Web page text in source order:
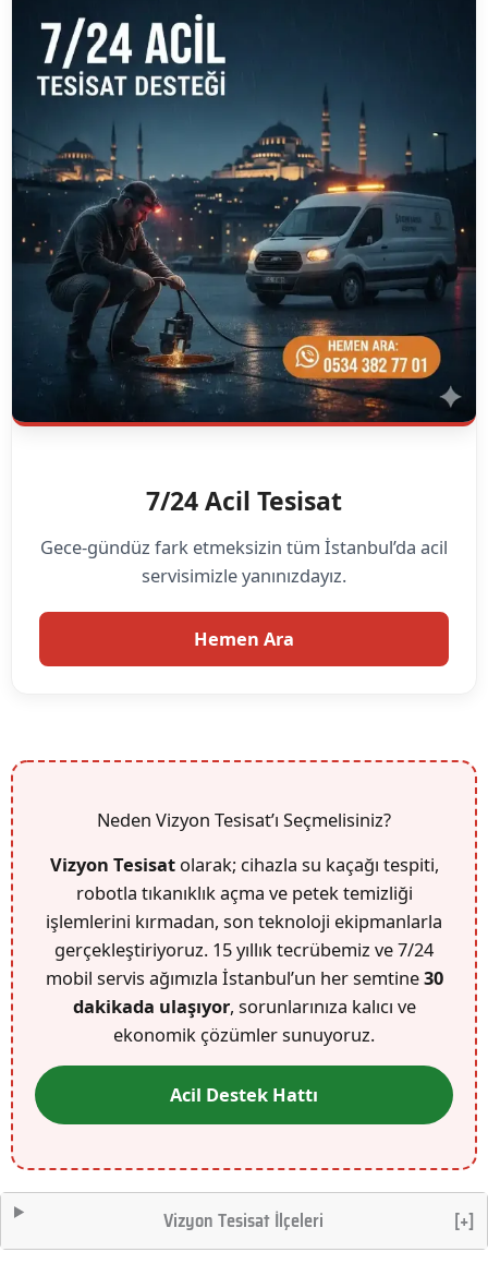
7/24 Acil Tesisat
Gece-gündüz fark etmeksizin tüm İstanbul’da acil
servisimizle yanınızdayız.
Hemen Ara
Neden Vizyon Tesisat’ı Seçmelisiniz?
Vizyon Tesisatolarak; cihazla su kaçağı tespiti,
robotla tıkanıklık açma ve petek temizliği
işlemlerini kırmadan, son teknoloji ekipmanlarla
gerçekleştiriyoruz. 15 yıllık tecrübemiz ve 7/24
mobil servis ağımızla İstanbul’un her semtine30
dakikada ulaşıyor, sorunlarınıza kalıcı ve
ekonomik çözümler sunuyoruz.
Acil Destek Hattı
Vizyon Tesisat İlçeleri [+]